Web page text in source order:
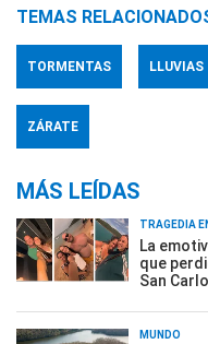
TEMAS
TORMENTAS LLUVIAS
ZÁRATE
MÁS LEÍDAS
TRAGEDIA
La
que
San
MUNDO